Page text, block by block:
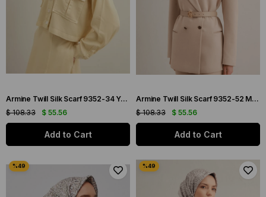
Armine Twill Silk Scarf 9352-34 Yellow Mixed Pattern
$ 55.56
$ 108.33
Add to Cart
Armine Twill Silk Scarf 9352-52 Mink Mixed Pattern
$ 55.56
$ 108.33
Add to Cart